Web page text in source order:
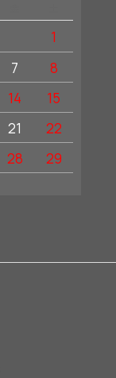
1
7
8
14
15
21
22
28
29